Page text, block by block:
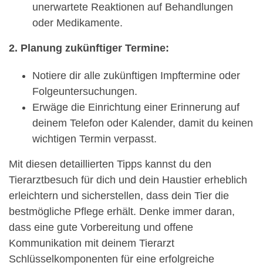
unerwartete Reaktionen auf Behandlungen
oder Medikamente.
2. Planung zukünftiger Termine:
Notiere dir alle zukünftigen Impftermine oder
Folgeuntersuchungen.
Erwäge die Einrichtung einer Erinnerung auf
deinem Telefon oder Kalender, damit du keinen
wichtigen Termin verpasst.
Mit diesen detaillierten Tipps kannst du den
Tierarztbesuch für dich und dein Haustier erheblich
erleichtern und sicherstellen, dass dein Tier die
bestmögliche Pflege erhält. Denke immer daran,
dass eine gute Vorbereitung und offene
Kommunikation mit deinem Tierarzt
Schlüsselkomponenten für eine erfolgreiche